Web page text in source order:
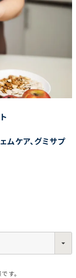
ムケア、グミサプ
す。